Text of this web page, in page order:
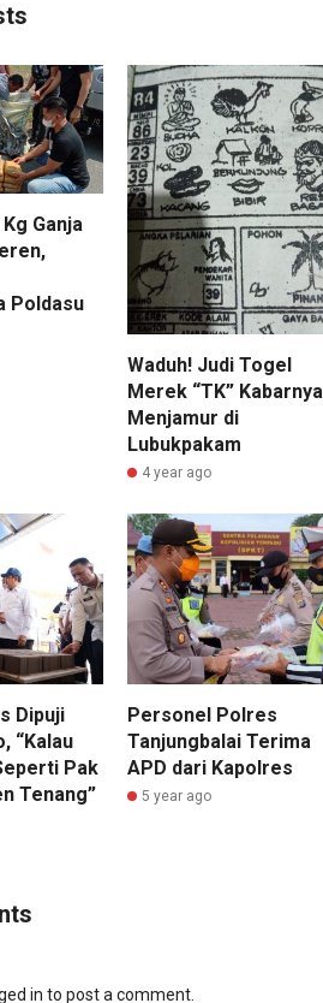
Ganja
Poldasu
Waduh! Judi Togel
Merek “TK” Kabarnya
Menjamur di
Lubukpakam
4 year ago
Dipuji
“Kalau
Pak
Tenang”
Personel Polres
Tanjungbalai Terima
APD dari Kapolres
5 year ago
in to post a comment.